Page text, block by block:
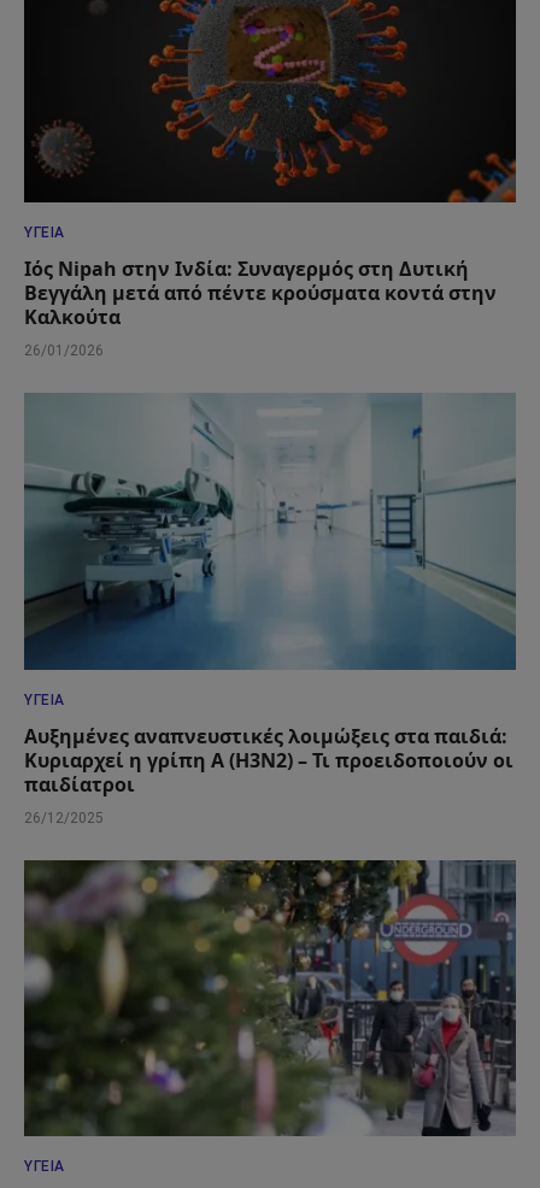
ΥΓΕΊΑ
Ιός Nipah στην Ινδία: Συναγερμός στη Δυτική
Βεγγάλη μετά από πέντε κρούσματα κοντά στην
Καλκούτα
26/01/2026
ΥΓΕΊΑ
Αυξημένες αναπνευστικές λοιμώξεις στα παιδιά:
Κυριαρχεί η γρίπη Α (Η3Ν2) – Τι προειδοποιούν οι
παιδίατροι
26/12/2025
ΥΓΕΊΑ